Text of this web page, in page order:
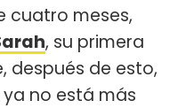
cuatro meses,
, su primera
después de esto,
no está más